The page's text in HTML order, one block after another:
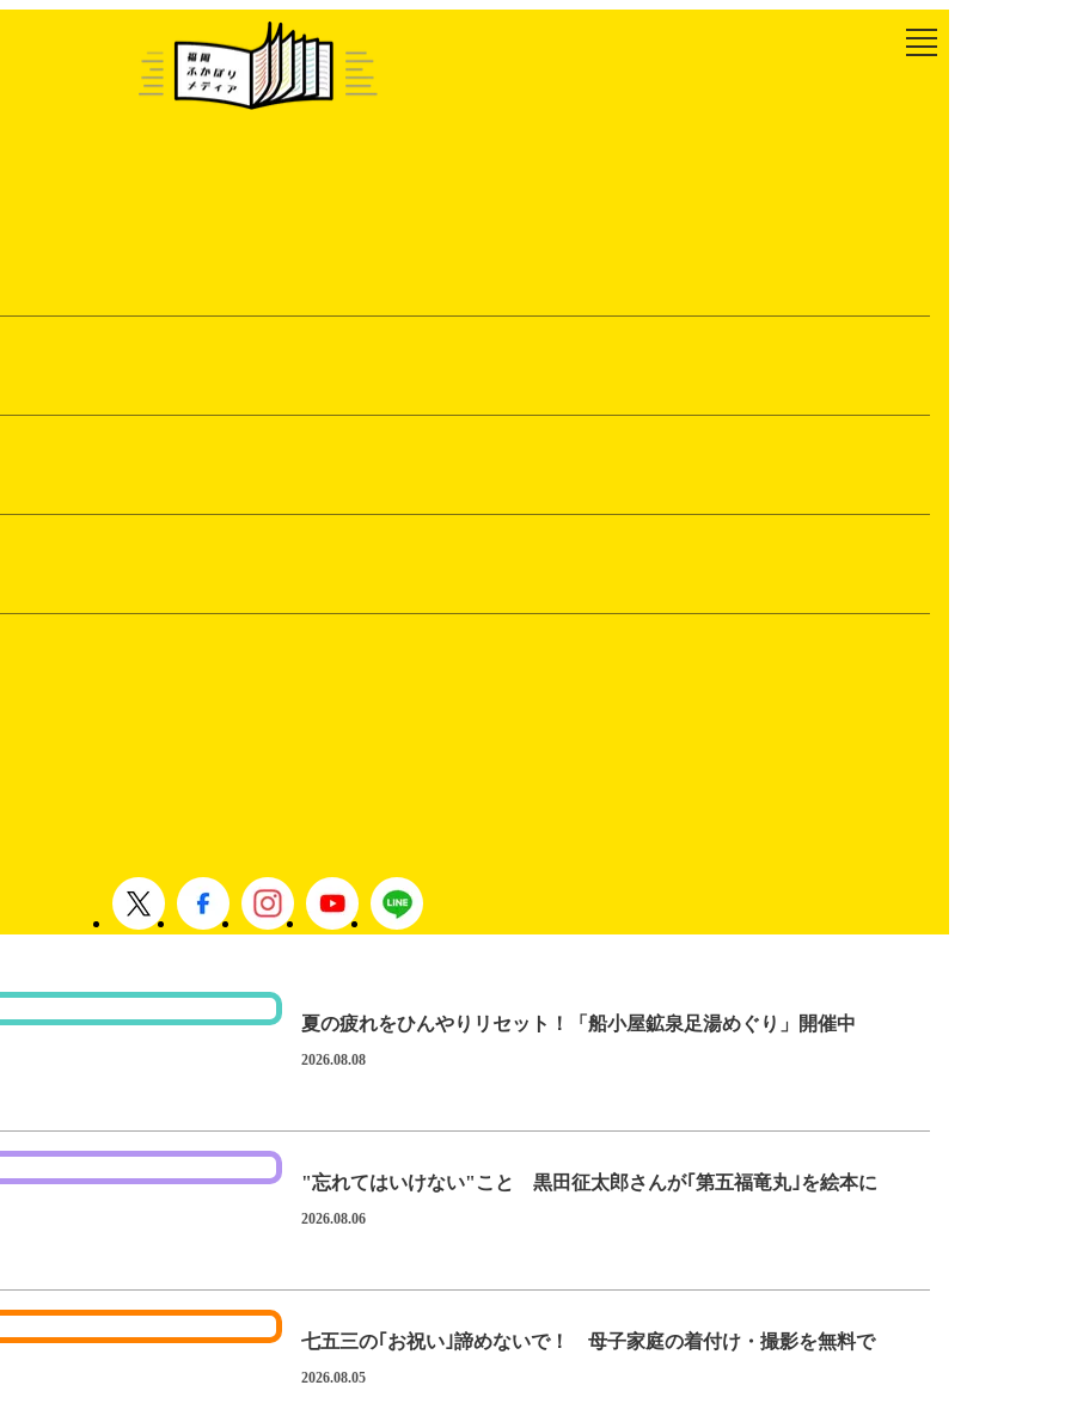
夏の疲れをひんやりリセット！「船小屋鉱泉足湯めぐり」開催中
2026.08.08
"忘れてはいけない"こと 黒田征太郎さんが｢第五福竜丸｣を絵本に
2026.08.06
七五三の｢お祝い｣諦めないで！ 母子家庭の着付け・撮影を無料で
2026.08.05